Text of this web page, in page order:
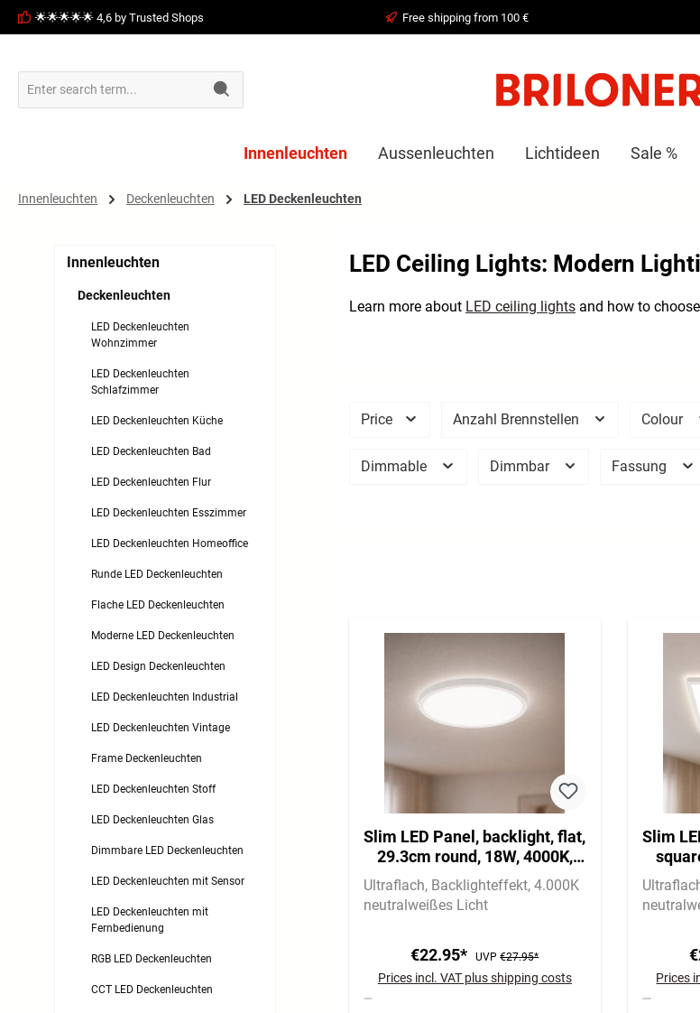
Skip to main navigation
🌟🌟🌟🌟🌟 4,6 by Trusted Shops Free shipping from 100 €
Innenleuchten Aussenleuchten Lichtideen Sale %
Innenleuchten Deckenleuchten LED Deckenleuchten
Innenleuchten
Deckenleuchten
LED Deckenleuchten
Wohnzimmer
LED Deckenleuchten
Schlafzimmer
LED Deckenleuchten Küche
LED Deckenleuchten Bad
LED Deckenleuchten Flur
LED Deckenleuchten Esszimmer
LED Deckenleuchten Homeoffice
Runde LED Deckenleuchten
Flache LED Deckenleuchten
Moderne LED Deckenleuchten
LED Design Deckenleuchten
LED Deckenleuchten Industrial
LED Deckenleuchten Vintage
Frame Deckenleuchten
LED Deckenleuchten Stoff
LED Deckenleuchten Glas
Dimmbare LED Deckenleuchten
LED Deckenleuchten mit Sensor
LED Deckenleuchten mit
Fernbedienung
RGB LED Deckenleuchten
CCT LED Deckenleuchten
LED Ceiling Lights: Modern
Learn more about LED ceiling lights and how to
Price Anzahl Brennstellen Colour
Dimmable Dimmbar Fassung
Slim LED Panel, backlight, flat,
29.3cm round, 18W, 4000K,
white
Ultraflach Backlighteffekt 4.000K
neutralweißes Licht
€22.95* UVP€27.95*
Prices incl. VAT plus shipping costs
Slim
Prices